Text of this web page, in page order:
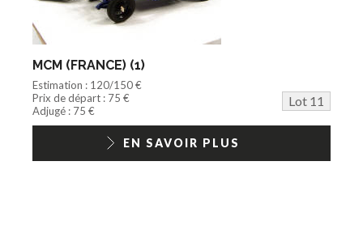
MCM (FRANCE) (1)
Estimation : 120/150 €
Prix de départ : 75 €
Lot 11
Adjugé : 75 €
EN SAVOIR PLUS